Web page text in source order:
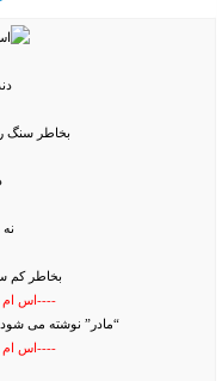
بخاطر سنگ
نه
بخاطر کم
----اس ام
“مادر” نوشته می
----اس ام